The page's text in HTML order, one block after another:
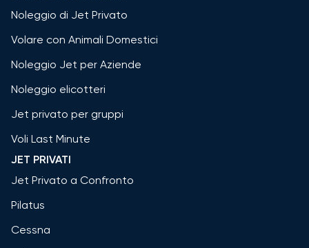
Noleggio di Jet Privato
Volare con Animali Domestici
Noleggio Jet per Aziende
Noleggio elicotteri
Jet privato per gruppi
Voli Last Minute
JET PRIVATI
Jet Privato a Confronto
Pilatus
Cessna